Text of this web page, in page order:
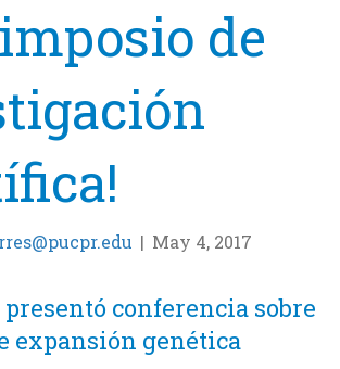
de
| May 4, 2017
conferencia sobre
expansión genética